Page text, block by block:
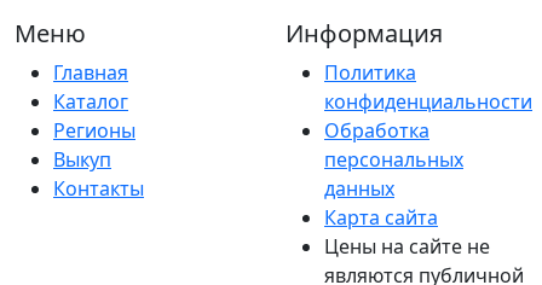
Меню
Главная
Каталог
Регионы
Выкуп
Контакты
Информация
Политика
конфиденциальности
Обработка
персональных
данных
Карта сайта
Цены на сайте не
являются публичной